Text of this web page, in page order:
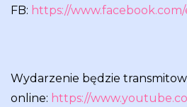
FB: https://
Wydarzenie będzie
online: https://